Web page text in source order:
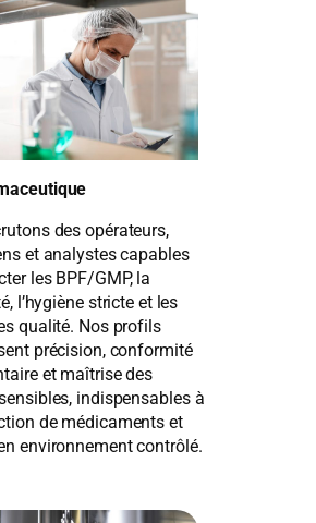
des opérateurs,
et analystes capables
les BPF/GMP, la
l’hygiène stricte et les
qualité. Nos profils
précision, conformité
et maîtrise des
indispensables à
de médicaments et
environnement contrôlé.